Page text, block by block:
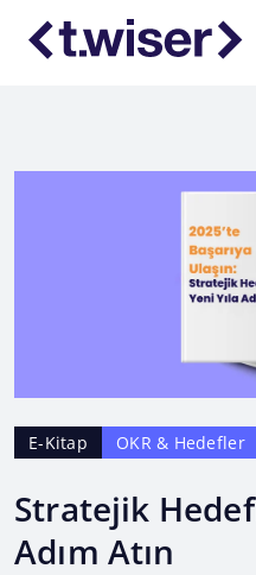
E-Kitap OKR & Hedefler
Stratejik
Adım Atın